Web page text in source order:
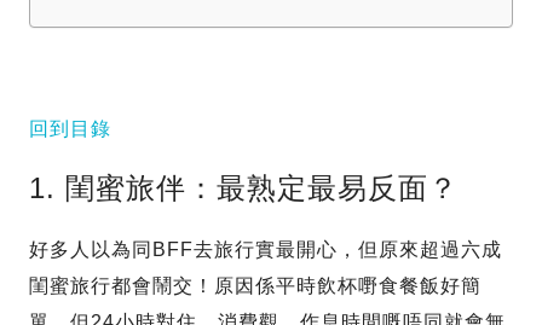
回到目錄
1. 閨蜜旅伴：最熟定最易反面？
好多人以為同BFF去旅行實最開心，但原來超過六成
閨蜜旅行都會鬧交！原因係平時飲杯嘢食餐飯好簡